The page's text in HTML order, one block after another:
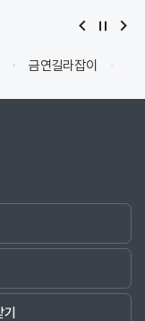
금연길라잡이